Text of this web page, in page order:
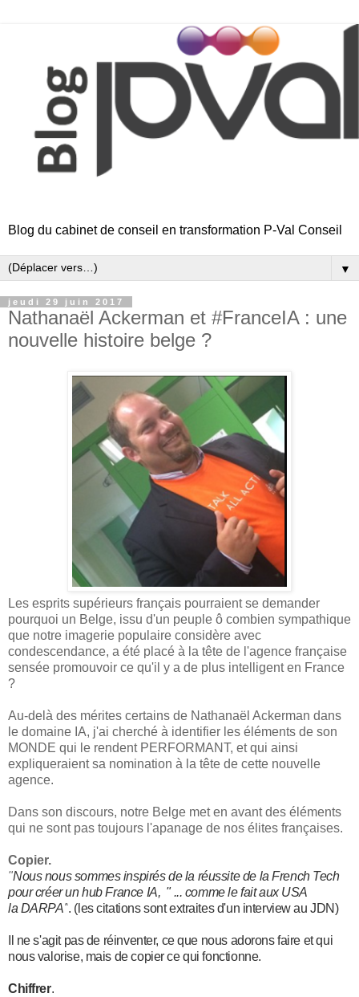
Blog du cabinet de conseil en transformation P-Val Conseil
▼
jeudi 29 juin 2017
Nathanaël Ackerman et #FranceIA : une
nouvelle histoire belge ?
Les esprits supérieurs français pourraient se demander
pourquoi un Belge, issu d'un peuple ô combien sympathique
que notre imagerie populaire considère avec
condescendance, a été placé à la tête de l'agence française
sensée promouvoir ce qu'il y a de plus intelligent en France
?
Au-delà des mérites certains de Nathanaël Ackerman dans
le domaine IA, j'ai cherché à identifier les éléments de son
MONDE qui le rendent PERFORMANT, et qui ainsi
expliqueraient sa nomination à la tête de cette nouvelle
agence.
Dans son discours, notre Belge met en avant des éléments
qui ne sont pas toujours l'apanage de nos élites françaises.
Copier.
"Nous nous sommes inspirés de la réussite de la French Tech
pour créer un hub France IA, " ... comme le fait aux USA
la DARPA". (les citations sont extraites d'un interview au JDN)
Il ne s'agit pas de réinventer, ce que nous adorons faire et qui
nous valorise, mais de copier ce qui fonctionne.
Chiffrer.